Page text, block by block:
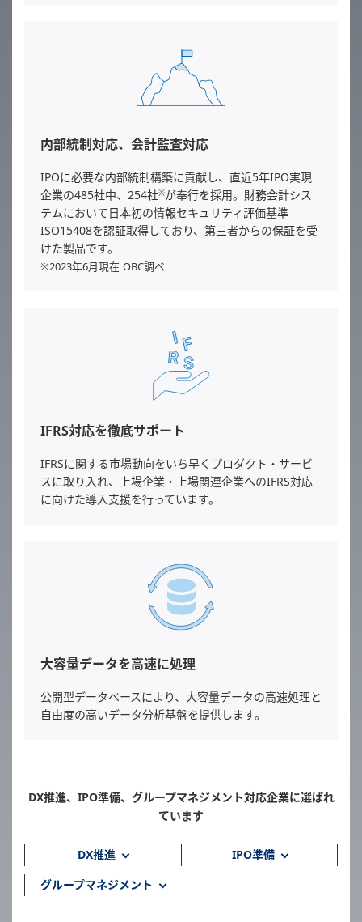
内部統制対応、会計監査対応
IPOに必要な内部統制構築に貢献し、直近5年IPO実現
企業の485社中、254社※が奉行を採用。財務会計シス
テムにおいて日本初の情報セキュリティ評価基準
ISO15408を認証取得しており、第三者からの保証を受
けた製品です。
※2023年6月現在 OBC調べ
IFRS対応を徹底サポート
IFRSに関する市場動向をいち早くプロダクト・サービ
スに取り入れ、上場企業・上場関連企業へのIFRS対応
に向けた導入支援を行っています。
大容量データを高速に処理
公開型データベースにより、大容量データの高速処理と
自由度の高いデータ分析基盤を提供します。
DX推進、IPO準備、グループマネジメント対応企業に選ばれ
ています
DX推進 IPO準備
グループマネジメント